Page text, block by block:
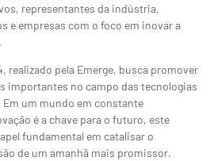
representantes da indústria,
e empresas com o foco em inovar a
realizado pela Emerge, busca promover
importantes no campo das tecnologias
um mundo em constante
é a chave para o futuro, este
fundamental em catalisar o
de um amanhã mais promissor.